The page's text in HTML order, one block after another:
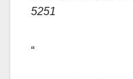
5251
“